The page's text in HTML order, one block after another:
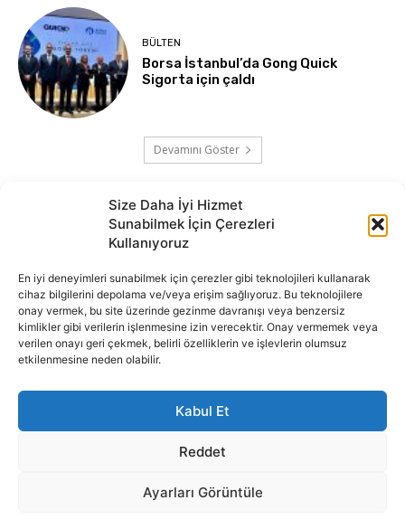
Size Daha İyi Hizmet
Sunabilmek İçin Çerezleri
Kullanıyoruz
En iyi deneyimleri sunabilmek için çerezler gibi teknolojileri kullanarak
cihaz bilgilerini depolama ve/veya erişim sağlıyoruz. Bu teknolojilere
onay vermek, bu site üzerinde gezinme davranışı veya benzersiz
kimlikler gibi verilerin işlenmesine izin verecektir. Onay vermemek veya
verilen onayı geri çekmek, belirli özelliklerin ve işlevlerin olumsuz
etkilenmesine neden olabilir.
Kabul Et
Reddet
Ayarları Görüntüle
BÜLTEN
Borsa İstanbul’da Gong Quick
Sigorta için çaldı
Devamını Göster
İnternet portalımızda yer alan tüm haber metini, resim ve benzeri
içeriğin hakları Sigortamedya Yayıncılık A.Ş.'ye aittir. Hiçbir şekilde
basılı ya da elektronik bir ortamda, kaynak gösterilse bile izin
e-Mail Adresimiz: info@sigortamedia.com